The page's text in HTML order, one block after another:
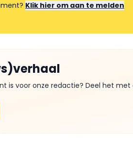
Klik hier om aan te melden
is voor onze redactie? Deel het met